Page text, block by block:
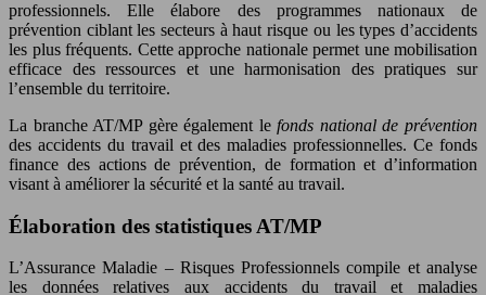
professionnels. Elle élabore des programmes nationaux de
prévention ciblant les secteurs à haut risque ou les types d’accidents
les plus fréquents. Cette approche nationale permet une mobilisation
efficace des ressources et une harmonisation des pratiques sur
l’ensemble du territoire.
La branche AT/MP gère également le fonds national de prévention
des accidents du travail et des maladies professionnelles. Ce fonds
finance des actions de prévention, de formation et d’information
visant à améliorer la sécurité et la santé au travail.
Élaboration des statistiques AT/MP
L’Assurance Maladie – Risques Professionnels compile et analyse
les données relatives aux accidents du travail et maladies